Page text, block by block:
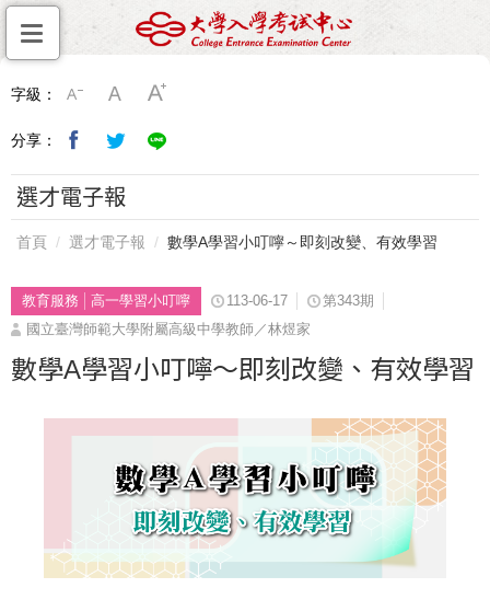
字級：
分享：
選才電子報
首頁 選才電子報 數學A學習小叮嚀～即刻改變、有效學習
教育服務 高一學習小叮嚀 113-06-17
第343期
國立臺灣師範大學附屬高級中學教師／林煜家
數學A學習小叮嚀～即刻改變、有效學習